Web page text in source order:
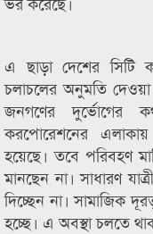
এ ছাড়া দেশের সিটি
চলাচলের অনুমতি
জনগণের দুর্ভোগের
করপোরেশনের
হয়েছে। তবে পরিবহণ
মানছেন না। সাধারণ
দিচ্ছেন না। সামাজিক
হচ্ছে। এ অবস্থা চলতে